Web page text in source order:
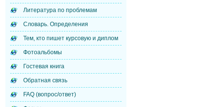
Литература по проблемам
Словарь. Определения
Тем, кто пишет курсовую и диплом
Фотоальбомы
Гостевая книга
Обратная связь
FAQ (вопрос/ответ)